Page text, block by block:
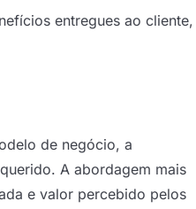
entregues ao cliente,
de negócio, a
A abordagem mais
e valor percebido pelos